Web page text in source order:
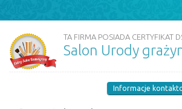
TA FIRMA POSIADA CERTYFIKAT
Salon Urody
Informacje